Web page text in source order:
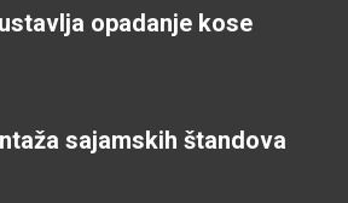
opadanje kose
sajamskih štandova